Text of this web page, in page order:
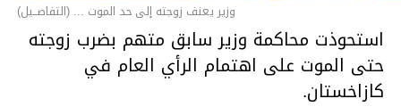
وزير يعنف زوجته إلى حد الموت ... (التفاصــيل)
استحوذت محاكمة وزير سابق متهم بضرب زوجته
حتى الموت على اهتمام الرأي العام في
كازاخستان.